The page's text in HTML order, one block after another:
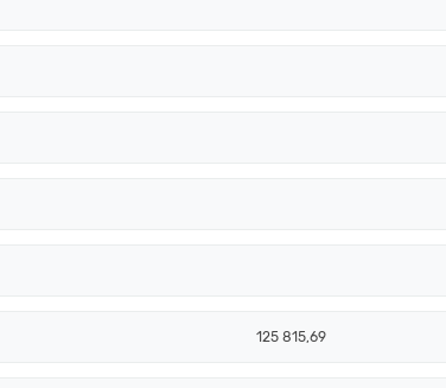
125 815,69